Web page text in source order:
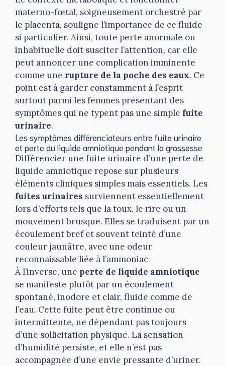
materno-fœtal, soigneusement orchestré par
le placenta, souligne l’importance de ce fluide
si particulier. Ainsi, toute perte anormale ou
inhabituelle doit susciter l’attention, car elle
peut annoncer une complication imminente
comme une rupture de la poche des eaux. Ce
point est à garder constamment à l’esprit
surtout parmi les femmes présentant des
symptômes qui ne typent pas une simple fuite
urinaire.
Les symptômes différenciateurs entre fuite urinaire
et perte du liquide amniotique pendant la grossesse
Différencier une fuite urinaire d’une perte de
liquide amniotique repose sur plusieurs
éléments cliniques simples mais essentiels. Les
fuites urinaires surviennent essentiellement
lors d’efforts tels que la toux, le rire ou un
mouvement brusque. Elles se traduisent par un
écoulement bref et souvent teinté d’une
couleur jaunâtre, avec une odeur
reconnaissable liée à l’ammoniac.
À l’inverse, une perte de liquide amniotique
se manifeste plutôt par un écoulement
spontané, inodore et clair, fluide comme de
l’eau. Cette fuite peut être continue ou
intermittente, ne dépendant pas toujours
d’une sollicitation physique. La sensation
d’humidité persiste, et elle n’est pas
accompagnée d’une envie pressante d’uriner.